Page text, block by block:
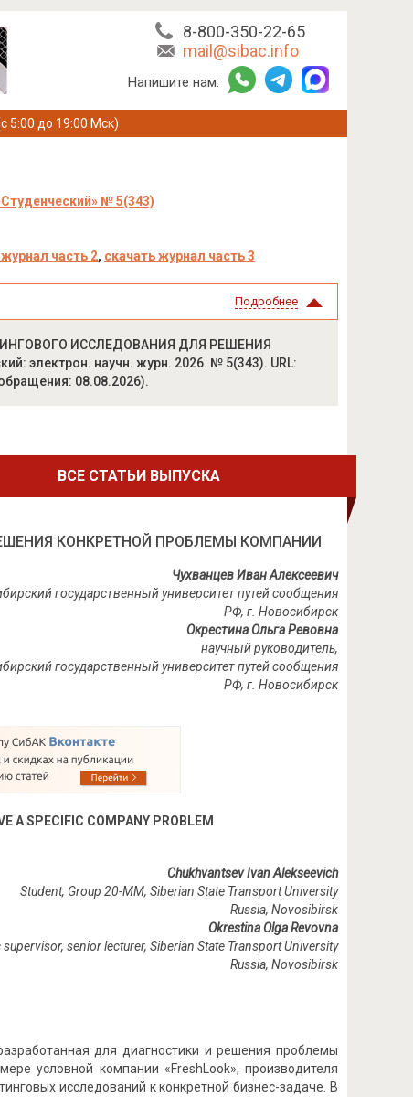
8-800-350-22-65
mail@sibac.info
Напишите нам:
5:00 до 19:00 Мск)
№ 5(343)
часть 2, скачать журнал часть 3
Подробнее
ИССЛЕДОВАНИЯ ДЛЯ РЕШЕНИЯ
электрон. научн. журн. 2026. № 5(343). URL:
08.08.2026).
ВСЕ СТАТЬИ ВЫПУСКА
КОНКРЕТНОЙ ПРОБЛЕМЫ КОМПАНИИ
Чухванцев Иван Алексеевич
государственный университет путей сообщения
РФ, г. Новосибирск
Окрестина Ольга Ревовна
научный руководитель,
государственный университет путей сообщения
РФ, г. Новосибирск
A SPECIFIC COMPANY PROBLEM
Chukhvantsev Ivan Alekseevich
Student, Group 20-MM, Siberian State Transport University
Russia, Novosibirsk
Okrestina Olga Revovna
senior lecturer, Siberian State Transport University
Russia, Novosibirsk
для диагностики и решения проблемы
условной компании «FreshLook», производителя
исследований к конкретной бизнес-задаче. В